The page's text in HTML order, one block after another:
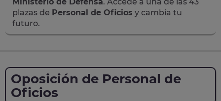
plazas de Personal de Oficios y cambia tu
futuro.
Oposición de Personal de
Oficios